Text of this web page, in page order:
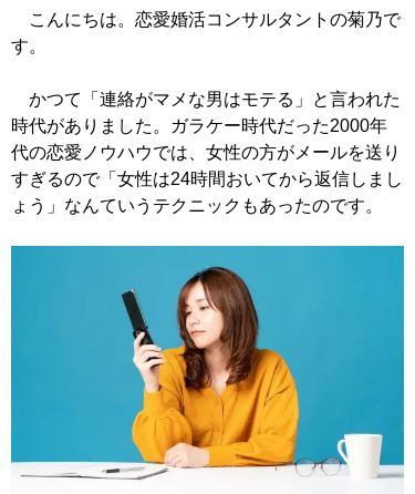
こんにちは。恋愛婚活コンサルタントの菊乃で
す。
かつて「連絡がマメな男はモテる」と言われた
時代がありました。ガラケー時代だった2000年
代の恋愛ノウハウでは、女性の方がメールを送り
すぎるので「女性は24時間おいてから返信しまし
ょう」なんていうテクニックもあったのです。